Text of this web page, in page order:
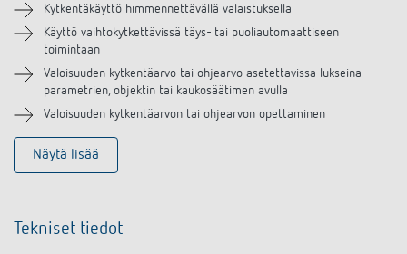
Kytkentäkäyttö himmennettävällä valaistuksella
Käyttö vaihtokytkettävissä täys- tai puoliautomaattiseen
toimintaan
Valoisuuden kytkentäarvo tai ohjearvo asetettavissa lukseina
parametrien, objektin tai kaukosäätimen avulla
Valoisuuden kytkentäarvon tai ohjearvon opettaminen
Näytä lisää
Tekniset tiedot